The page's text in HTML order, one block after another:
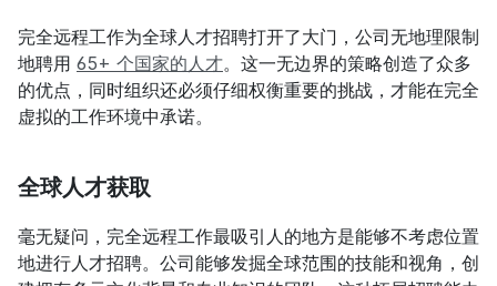
完全远程工作为全球人才招聘打开了大门，公司无地理限制
地聘用 65+ 个国家的人才。这一无边界的策略创造了众多
的优点，同时组织还必须仔细权衡重要的挑战，才能在完全
虚拟的工作环境中承诺。
全球人才获取
毫无疑问，完全远程工作最吸引人的地方是能够不考虑位置
地进行人才招聘。公司能够发掘全球范围的技能和视角，创